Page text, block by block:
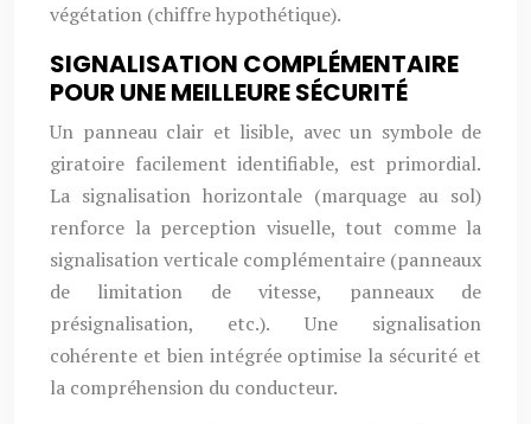
végétation (chiffre hypothétique).
SIGNALISATION COMPLÉMENTAIRE
POUR UNE MEILLEURE SÉCURITÉ
Un panneau clair et lisible, avec un symbole de
giratoire facilement identifiable, est primordial.
La signalisation horizontale (marquage au sol)
renforce la perception visuelle, tout comme la
signalisation verticale complémentaire (panneaux
de limitation de vitesse, panneaux de
présignalisation, etc.). Une signalisation
cohérente et bien intégrée optimise la sécurité et
la compréhension du conducteur.